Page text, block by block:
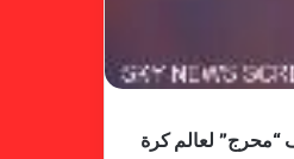
“محرج” لعالم كرة